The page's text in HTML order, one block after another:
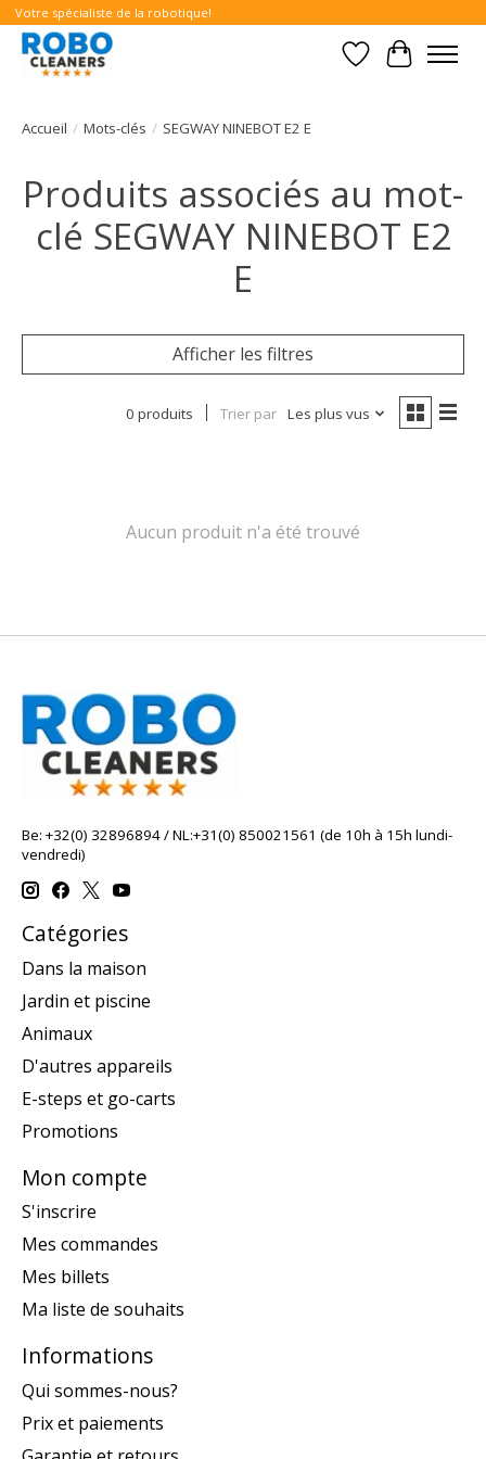
Votre spécialiste de la robotique!
Liste dePanier
Accueil / Mots-clés / SEGWAY NINEBOT E2 E
Produits associés au mot-
clé SEGWAY NINEBOT E2
E
Afficher les filtres
0 produits Trier par Les plus vus
Aucun produit n'a été trouvé
Be: +32(0) 32896894 / NL:+31(0) 850021561 (de 10h à 15h lundi-
vendredi)
Catégories
Dans la maison
Jardin et piscine
Animaux
D'autres appareils
E-steps et go-carts
Promotions
Mon compte
S'inscrire
Mes commandes
Mes billets
Ma liste de souhaits
Informations
Qui sommes-nous?
Prix et paiements